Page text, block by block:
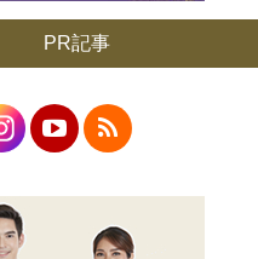
PR記事